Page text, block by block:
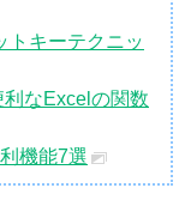
トキーテクニッ
なExcelの関数
機能7選